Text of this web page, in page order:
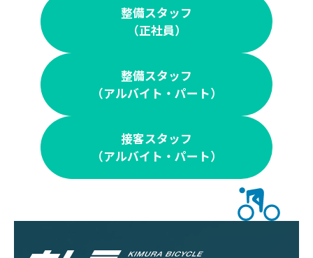
整備スタッフ
（正社員）
整備スタッフ
（アルバイト・パート）
接客スタッフ
（アルバイト・パート）